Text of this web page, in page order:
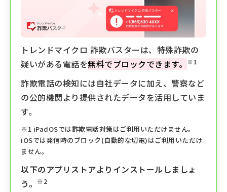
トレンドマイクロ 詐欺バスターは、特殊詐欺の
疑いがある電話を無料でブロックできます。 ※1
詐欺電話の検知には自社データに加え、警察など
の公的機関より提供されたデータを活用していま
す。
※1 iPadOSでは詐欺電話対策はご利用いただけません。
iOSでは発信時のブロック(自動的な切電)はご利用いただけ
ません。
以下のアプリストアよりインストールしましょ
う。
※2